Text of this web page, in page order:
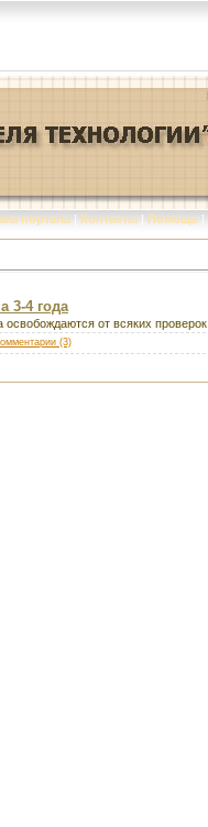
портала | Контакты | Помощь |
3-4 года
освобождаются от всяких проверок
(3)